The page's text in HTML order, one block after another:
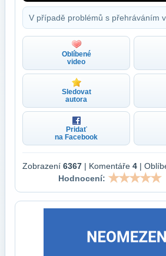
V případě problémů s přehráváním
Oblíbené
video
Sledovat
autora
Pridať
na Facebook
Zobrazení 6367 | Komentáře 4 |
Hodnocení: